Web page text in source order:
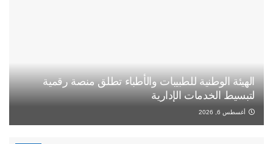
الهيئة الوطنية للطبيبات والأطباء تطلق منصة رقمية
لتبسيط الخدمات الإدارية
أغسطس 6, 2026